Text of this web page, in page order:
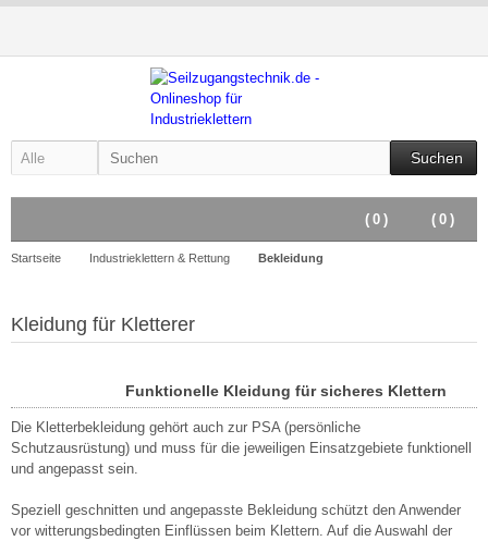
Suchen
( 0 )
( 0 )
Startseite Industrieklettern & Rettung Bekleidung
Kleidung für Kletterer
Funktionelle Kleidung für sicheres Klettern
Die Kletterbekleidung gehört auch zur PSA (persönliche
Schutzausrüstung) und muss für die jeweiligen Einsatzgebiete funktionell
und angepasst sein.
Speziell geschnitten und angepasste Bekleidung schützt den Anwender
vor witterungsbedingten Einflüssen beim Klettern. Auf die Auswahl der